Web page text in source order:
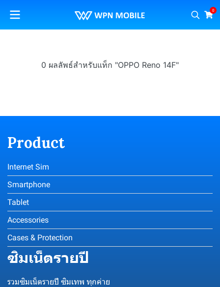
0
0 ผลลัพธ์สำหรับแท็ก "OPPO Reno 14F"
Product
Internet Sim
Smartphone
Tablet
Accessories
Cases & Protection
ซิมเน็ตรายปี
รวมซิมเน็ตรายปี ซิมเทพ ทุกค่าย